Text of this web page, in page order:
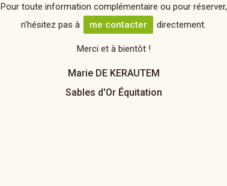
Pour toute information complémentaire ou pour réserver,
n'hésitez pas à
me contacter directement.
Merci et à bientôt !
Marie DE KERAUTEM
Sables d'Or Équitation